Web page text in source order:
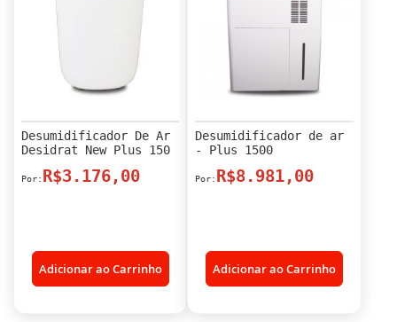
Desumidificador De Ar
Desidrat New Plus 150
R$3.176,00
Adicionar ao Carrinho
Desumidificador de ar
- Plus 1500
R$8.981,00
Adicionar ao Carrinho